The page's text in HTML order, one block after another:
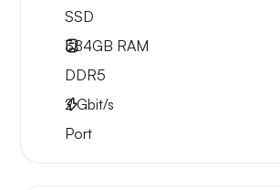
SSD
384GB RAM
DDR5
2Gbit/s
Port